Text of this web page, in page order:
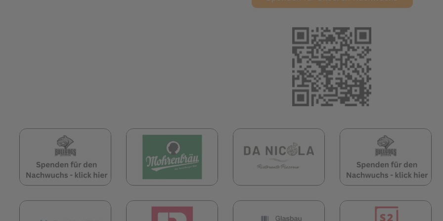
(öffnet in neuem Tab) (öffnet in neuem Tab) (öffnet in neuem Tab)
(öffnet in neuem Tab) (öffnet in neuem Tab) (öffnet in neuem Tab)